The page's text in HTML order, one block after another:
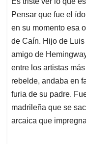
s
A
p
p
b
o
o
k
e
d
I
n
Pensar que fue el
en su momento esa
de Caín. Hijo de
amigo de
entre los artistas
rebelde, andaba en
furia de su padre.
madrileña que se
arcaica que